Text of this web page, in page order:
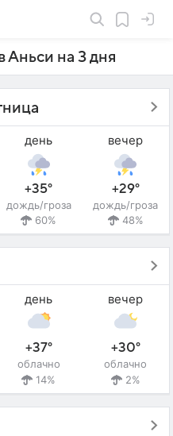
Аньси на 3 дня
день
+35°
дождь/гроза
60%
вечер
+29°
дождь/гроза
48%
день
+37°
облачно
14%
вечер
+30°
облачно
2%